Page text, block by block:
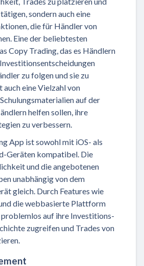
sondern auch eine
die für Händler von
Eine der beliebtesten
Copy Trading, das es Händlern
zu folgen und sie zu
auch eine Vielzahl von
auf der
helfen sollen, ihre
zu verbessern.
App ist sowohl mit iOS- als
Geräten kompatibel. Die
und die angebotenen
unabhängig von dem
gleich. Durch Features wie
die webbasierte Plattform
auf ihre Investitions-
zugreifen und Trades von